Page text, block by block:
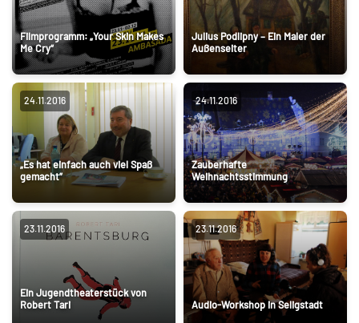
Filmprogramm: „Your Skin Makes
Me Cry“
Julius Podlipny – Ein Maler der
Außenseiter
24.11.2016
„Es hat einfach auch viel Spaß
gemacht”
24.11.2016
Zauberhafte
Weihnachtsstimmung
23.11.2016
Ein Jugendtheaterstück von
Robert Tari
23.11.2016
Audio-Workshop in Seligstadt